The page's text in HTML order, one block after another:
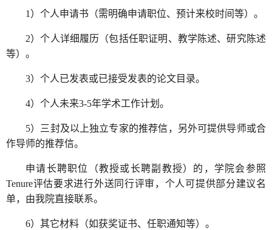
1）个人申请书（需明确申请职位、预计来校时间等）。
2）个人详细履历（包括任职证明、教学陈述、研究陈述
等）。
3）个人已发表或已接受发表的论文目录。
4）个人未来3-5年学术工作计划。
5）三封及以上独立专家的推荐信，另外可提供导师或合
作导师的推荐信。
申请长聘职位（教授或长聘副教授）的，学院会参照
Tenure评估要求进行外送同行评审，个人可提供部分建议名
单，由我院直接联系。
6）其它材料（如获奖证书、任职通知等）。